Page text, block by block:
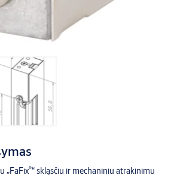
„FaFix®“ skląsčiu ir mechaniniu atrakinimu